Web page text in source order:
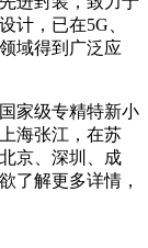
计，已在5G、
域得到广泛应
家级专精特新小
海张江，在苏
京、深圳、成
了解更多详情，